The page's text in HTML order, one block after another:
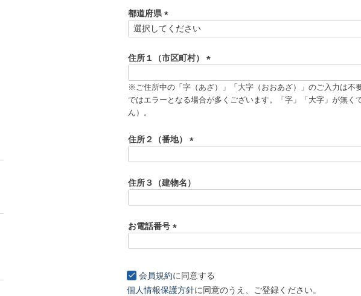
須
)
都道府県
(
須
)
住所１（市区町村）
必
須
※ご住所中の「字（あざ）」「大字（おおあざ）」のご入力は不
ではエラーとなる場合が多くございます。「字」「大字」が無く
ん）。
住所２（番地）
須
)
住所３（建物名）
お電話番号
)
会員規約に同意する
個人情報保護方針に同意のうえ、ご登録ください。